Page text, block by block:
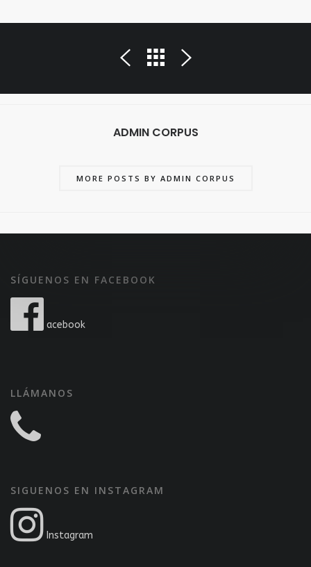
ADMIN CORPUS
MORE POSTS BY ADMIN CORPUS
SÍGUENOS EN FACEBOOK
acebook
LLÁMANOS
SIGUENOS EN INSTAGRAM
Instagram